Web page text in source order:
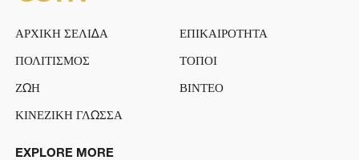
ΑΡΧΙΚΗ ΣΕΛΙΔΑ
ΕΠΙΚΑΙΡΟΤΗΤΑ
ΠΟΛΙΤΙΣΜΟΣ
ΤΟΠΟΙ
ΖΩΗ
ΒΙΝΤΕΟ
ΚΙΝΕΖΙΚΗ ΓΛΩΣΣΑ
EXPLORE MORE